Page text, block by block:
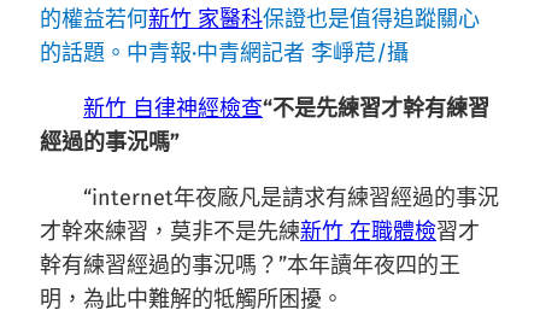
的權益若何新竹 家醫科保證也是值得追蹤關心
的話題。中青報·中青網記者 李崢苨/攝
新竹 自律神經檢查“不是先練習才幹有練習
經過的事況嗎”
“internet年夜廠凡是請求有練習經過的事況
才幹來練習，莫非不是先練新竹 在職體檢習才
幹有練習經過的事況嗎？”本年讀年夜四的王
明，為此中難解的牴觸所困擾。